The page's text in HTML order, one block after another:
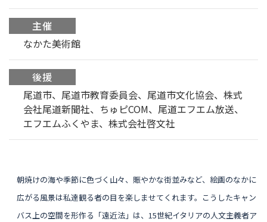
主催
なかた美術館
後援
尾道市、尾道市教育委員会、尾道市文化協会、株式
会社尾道新聞社、ちゅピCOM、尾道エフエム放送、
エフエムふくやま、株式会社啓文社
朝焼けの海や季節に色づく山々、賑やかな街並みなど、絵画のなかに
広がる風景は私達観る者の目を楽しませてくれます。こうしたキャン
バス上の空間を形作る「遠近法」は、15世紀イタリアの人文主義者ア